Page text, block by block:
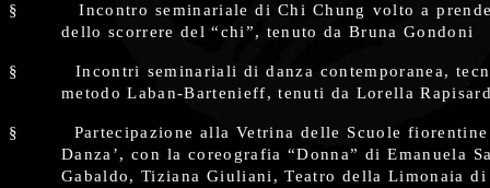
§
Incontro seminariale di Chi Chung volto a
dello scorrere del “chi”, tenuto da Bruna Gondoni
§
Incontri seminariali di danza contemporanea,
metodo Laban-Bartenieff, tenuti da Lorella
§
Partecipazione alla Vetrina delle Scuole
Danza’, con la coreografia “Donna” di Emanuela
Gabaldo, Tiziana Giuliani, Teatro della Limonaia